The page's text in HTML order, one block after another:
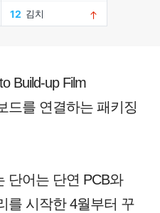
Build-up Film
드를 연결하는 패키징
단어는 단연 PCB와
를 시작한 4월부터 꾸